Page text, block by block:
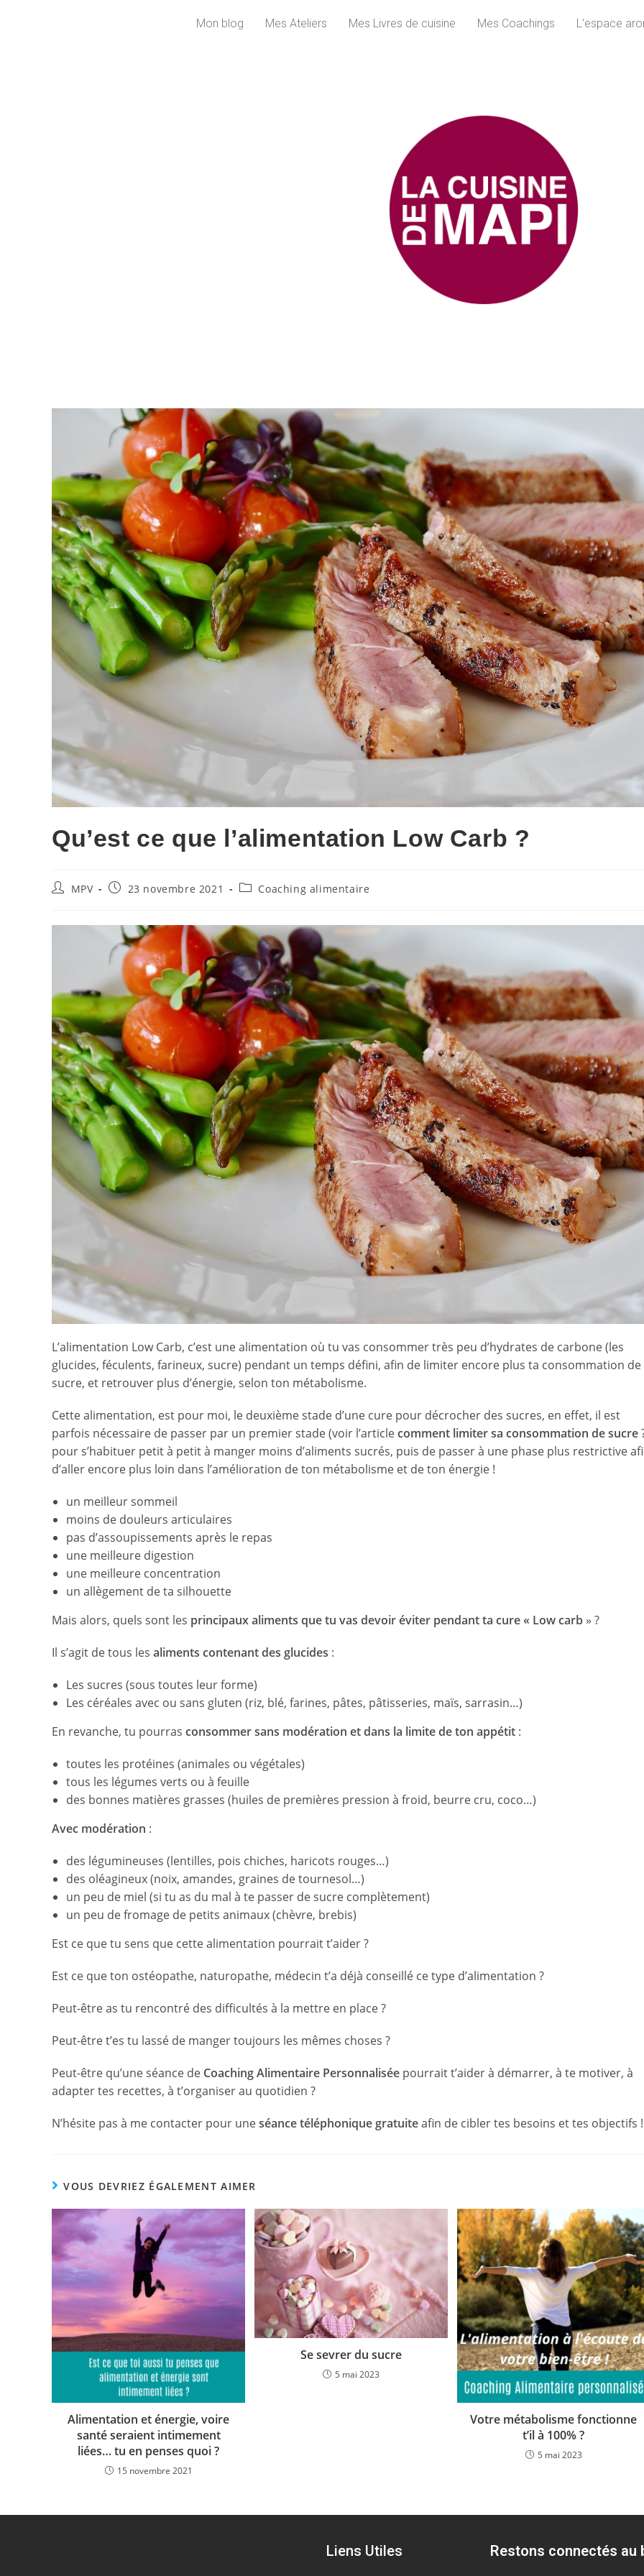
Mon blog Mes Ateliers Mes Livres de cuisine Mes Coachings L’espace
Qu’est ce que l’alimentation Low Carb ?
MPV 23 novembre 2021 Coaching alimentaire
L’alimentation Low Carb, c’est une alimentation où tu vas consommer très peu d’hydrates de carbone (les
glucides, féculents, farineux, sucre) pendant un temps défini, afin de limiter encore plus ta consommation de
sucre, et retrouver plus d’énergie, selon ton métabolisme.
Cette alimentation, est pour moi, le deuxième stade d’une cure pour décrocher des sucres, en effet, il est
parfois nécessaire de passer par un premier stade (voir l’articlecomment limiter sa consommation de sucre
pour s’habituer petit à petit à manger moins d’aliments sucrés, puis de passer à une phase plus restrictive
d’aller encore plus loin dans l’amélioration de ton métabolisme et de ton énergie !
un meilleur sommeil
moins de douleurs articulaires
pas d’assoupissements après le repas
une meilleure digestion
une meilleure concentration
un allègement de ta silhouette
Mais alors, quels sont les principaux aliments que tu vas devoir éviter pendant ta cure « Low carb » ?
Il s’agit de tous les aliments contenant des glucides :
Les sucres (sous toutes leur forme)
Les céréales avec ou sans gluten (riz, blé, farines, pâtes, pâtisseries, maïs, sarrasin…)
En revanche, tu pourras consommer sans modération et dans la limite de ton appétit :
toutes les protéines (animales ou végétales)
tous les légumes verts ou à feuille
des bonnes matières grasses (huiles de premières pression à froid, beurre cru, coco…)
Avec modération :
des légumineuses (lentilles, pois chiches, haricots rouges…)
des oléagineux (noix, amandes, graines de tournesol…)
un peu de miel (si tu as du mal à te passer de sucre complètement)
un peu de fromage de petits animaux (chèvre, brebis)
Est ce que tu sens que cette alimentation pourrait t’aider ?
Est ce que ton ostéopathe, naturopathe, médecin t’a déjà conseillé ce type d’alimentation ?
Peut-être as tu rencontré des difficultés à la mettre en place ?
Peut-être t’es tu lassé de manger toujours les mêmes choses ?
Peut-être qu’une séance de Coaching Alimentaire Personnalisée pourrait t’aider à démarrer, à te motiver, à
adapter tes recettes, à t’organiser au quotidien ?
N’hésite pas à me contacter pour uneséance téléphonique gratuiteafin de cibler tes besoins et tes objectifs !
VOUS DEVRIEZ ÉGALEMENT AIMER
Alimentation et énergie, voire
santé seraient intimement
liées… tu en penses quoi ?
15 novembre 2021
Se sevrer du sucre
5 mai 2023
Votre métabolisme fonctionne
t’il à 100% ?
5 mai 2023
Liens Utiles Restons connectés au